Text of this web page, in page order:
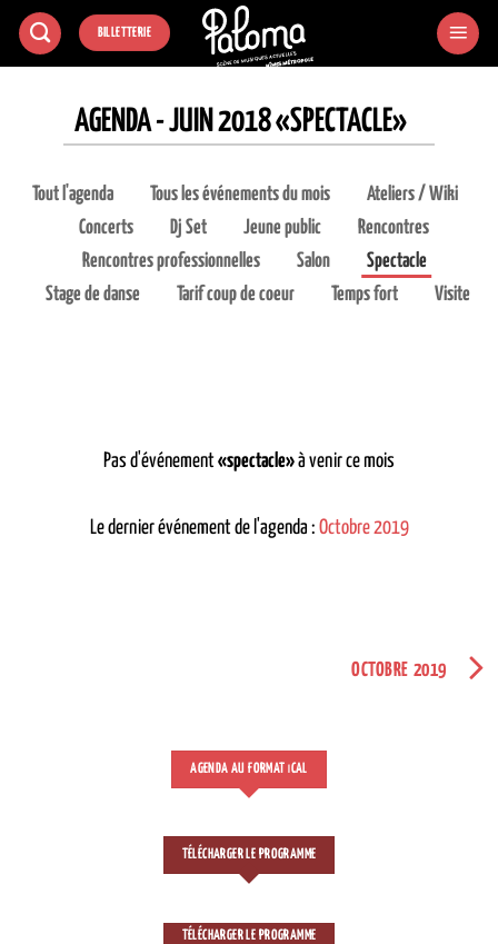
Passer
BILLETTERIE
AGENDA - JUIN 2018 «SPECTACLE»
Tout l'agenda Tous les événements du mois
Ateliers / Wiki
Concerts
Dj Set Jeune public
Rencontres
Rencontres professionnelles
Salon
Spectacle
Stage de danse
Tarif coup de coeur Temps fort Visite
Pas d'événement«spectacle»à venir ce mois
Le dernier événement de l'agenda : Octobre 2019
OCTOBRE 2019
AGENDA AU FORMAT CAL
TÉLÉCHARGER LE PROGRAMME
TÉLÉCHARGER LE PROGRAMME